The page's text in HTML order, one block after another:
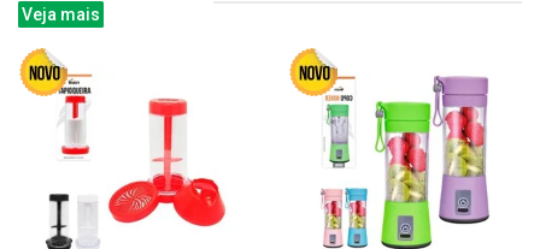
Veja mais